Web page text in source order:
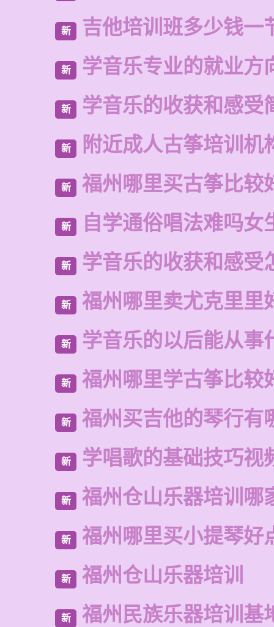
新 吉他培训班多少钱一
新 学音乐专业的就业方
新 学音乐的收获和感受
新 附近成人古筝培训机
新 福州哪里买古筝比较
新 自学通俗唱法难吗女
新 学音乐的收获和感受
新 福州哪里卖尤克里里
新 学音乐的以后能从事
新 福州哪里学古筝比较
新 福州买吉他的琴行有
新 学唱歌的基础技巧视
新 福州仓山乐器培训哪
新 福州哪里买小提琴好
新 福州仓山乐器培训
新 福州民族乐器培训基